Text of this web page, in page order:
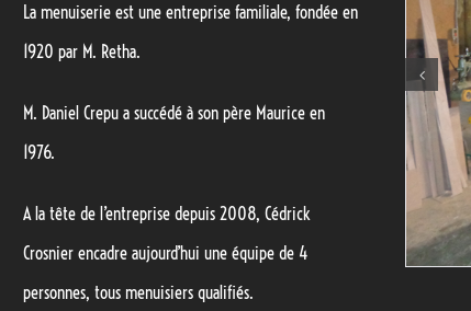
La menuiserie est une entreprise familiale, fondée en
1920 par M. Retha.
M. Daniel Crepu a succédé à son père Maurice en
1976.
A la tête de l’entreprise depuis 2008, Cédrick
Crosnier encadre aujourd’hui une équipe de 4
personnes, tous menuisiers qualifiés.